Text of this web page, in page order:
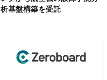
析基盤構築を受託